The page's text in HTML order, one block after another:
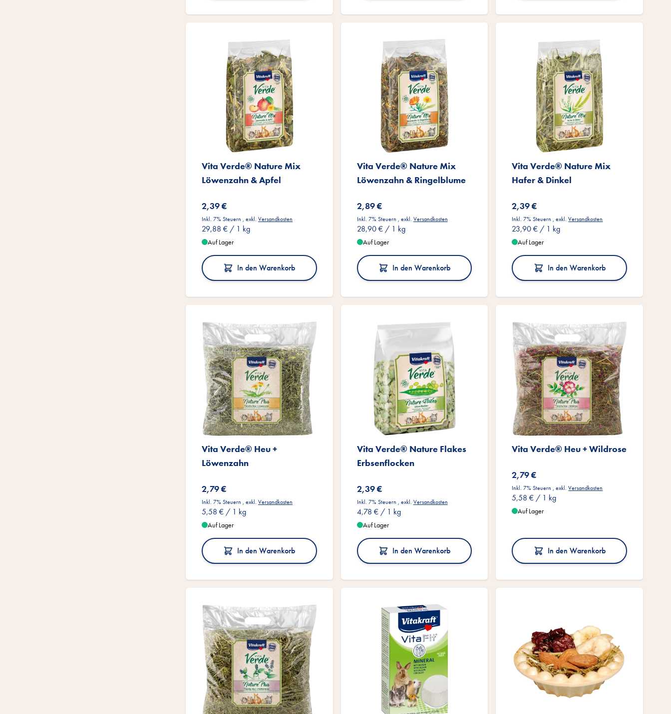
Vita Verde® Nature Mix
Löwenzahn & Apfel
2,39 €
Inkl. 7% Steuern , exkl. Versandkosten
29,88 € / 1 kg
Auf Lager
In den Warenkorb
Vita Verde® Nature Mix
Löwenzahn & Ringelblume
2,89 €
Inkl. 7% Steuern , exkl. Versandkosten
28,90 €/ 1 kg
Auf Lager
In den Warenkorb
Vita Verde® Nature Mix
Hafer & Dinkel
2,39 €
Inkl. 7% Steuern ,exkl.Versandkosten
23,90 € / 1 kg
Auf Lager
In den Warenkorb
Vita Verde® Heu +
Löwenzahn
2,79 €
Inkl. 7% Steuern , exkl. Versandkosten
5,58 € / 1 kg
Auf Lager
In den Warenkorb
Vita Verde® Nature Flakes
Erbsenflocken
2,39 €
Inkl. 7% Steuern , exkl. Versandkosten
4,78 €/ 1 kg
Auf Lager
In den Warenkorb
Vita Verde® Heu + Wildrose
2,79 €
Inkl. 7% Steuern ,exkl.Versandkosten
5,58 € / 1 kg
Auf Lager
In den Warenkorb